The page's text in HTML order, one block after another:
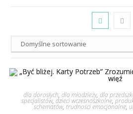
dla dorosłych, dla młodzieży, dla
specjalistów, dzieci wczesnoszkolne,
schematów, trudności emocjonalne,